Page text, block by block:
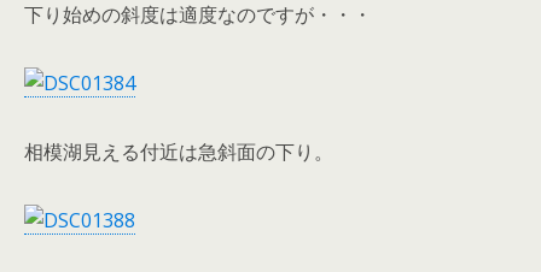
下り始めの斜度は適度なのですが・・・
相模湖見える付近は急斜面の下り。